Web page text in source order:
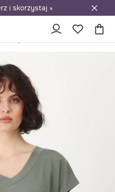
do salonów
i skorzystaj »